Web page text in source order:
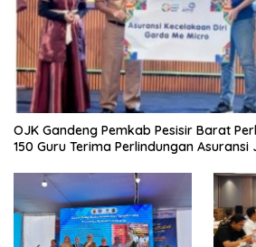
OJK Gandeng Pemkab Pesisir Barat
150 Guru Terima Perlindungan Asuransi